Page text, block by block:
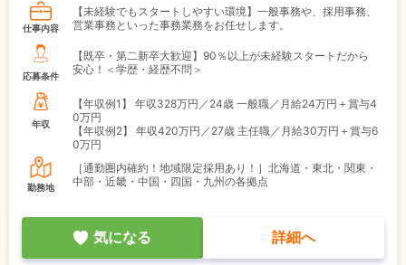
仕事内容
【未経験でもスタートしやすい環境】一般事務や、採用事務、
営業事務といった事務業務をお任せします。
応募条件
【既卒・第二新卒大歓迎】90％以上が未経験スタートだから
安心！＜学歴・経歴不問＞
年収
【年収例1】
年収328万円／24歳 一般職／月給24万円＋賞与4
0万円
【年収例2】
年収420万円／27歳 主任職／月給30万円＋賞与6
0万円
勤務地
［通勤圏内確約！地域限定採用あり！］北海道・東北・関東・
中部・近畿・中国・四国・九州の各拠点
気になる 詳細へ